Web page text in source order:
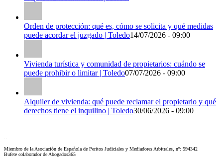
Orden de protección: qué es, cómo se solicita y qué medidas
puede acordar el juzgado | Toledo14/07/2026 - 09:00
Vivienda turística y comunidad de propietarios: cuándo se
puede prohibir o limitar | Toledo07/07/2026 - 09:00
Alquiler de vivienda: qué puede reclamar el propietario y qué
derechos tiene el inquilino | Toledo30/06/2026 - 09:00
Miembro de la Asociación de Española de Peritos Judiciales y Mediadores Arbitrales, nº: 594342
Bufete colaborador de Abogados365